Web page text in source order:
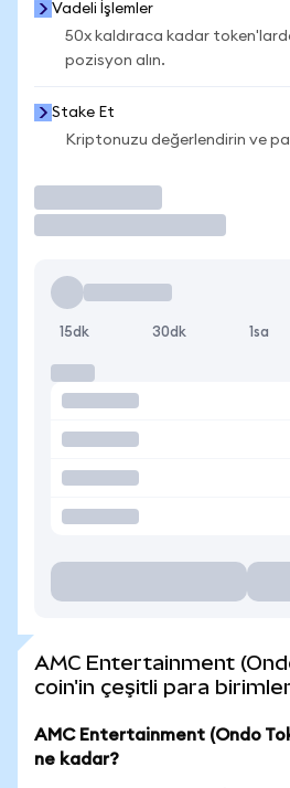
Vadeli İşlemler
50x kaldıraca kadar
pozisyon alın.
Stake Et
Kriptonuzu değerlendirin ve
15dk 30dk 1sa
AMC Entertainment
coin'in çeşitli para
AMC Entertainment (Ondo
ne kadar?